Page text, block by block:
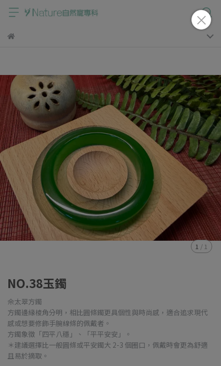
1 / 1
NO.38玉鐲
佘太翠方鐲
方鐲邊緣棱角分明，相比圓條鐲更具個性與時尚感，適合追求現代
感或想要修飾手腕線條的佩戴者。
方鐲象徵「四平八穩」、「平平安安」。
＊建議選擇比一般圓條或平安鐲大 2-3 個圈口，佩戴時會更為舒適
且易於摘取。